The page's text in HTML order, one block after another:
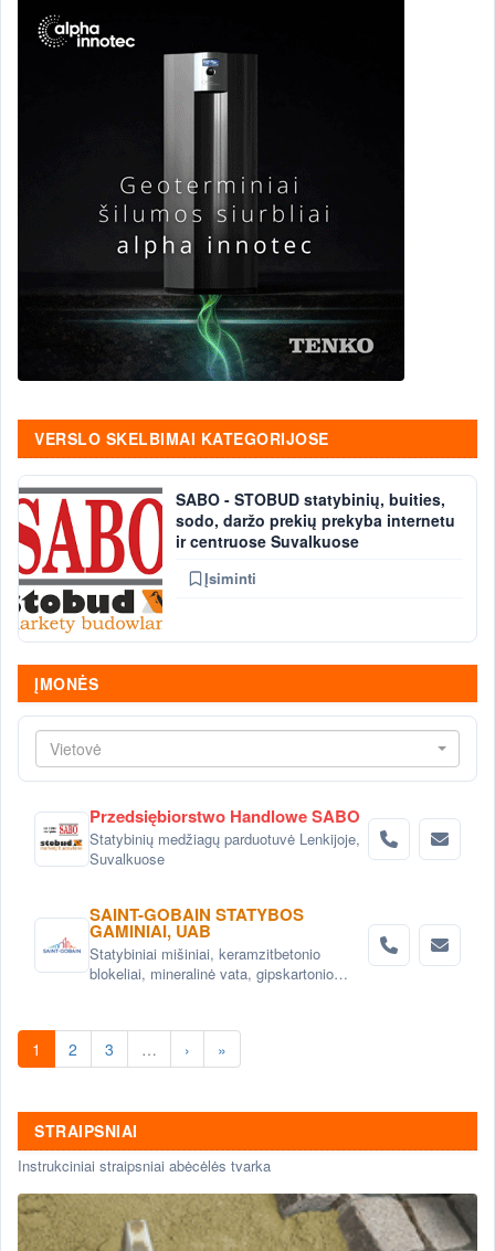
VERSLO SKELBIMAI KATEGORIJOSE
SABO - STOBUD statybinių, buities,
sodo, daržo prekių prekyba internetu
ir centruose Suvalkuose
Įsiminti
ĮMONĖS
Vietovė
Przedsiębiorstwo Handlowe SABO
Statybinių medžiagų parduotuvė Lenkijoje,
Suvalkuose
SAINT-GOBAIN STATYBOS
GAMINIAI, UAB
Statybiniai mišiniai, keramzitbetonio
blokeliai, mineralinė vata, gipskartonio
1 2 3 … › »
STRAIPSNIAI
Instrukciniai straipsniai abėcėlės tvarka